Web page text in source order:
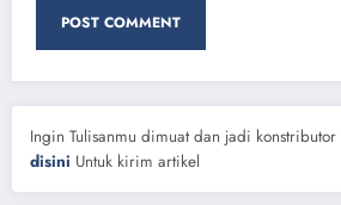
Ingin Tulisanmu dimuat dan jadi
disini Untuk kirim artikel